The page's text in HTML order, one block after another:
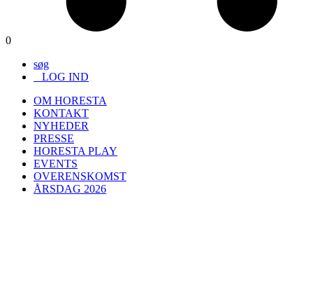
0
søg
LOG IND
OM HORESTA
KONTAKT
NYHEDER
PRESSE
HORESTA PLAY
EVENTS
OVERENSKOMST
ÅRSDAG 2026